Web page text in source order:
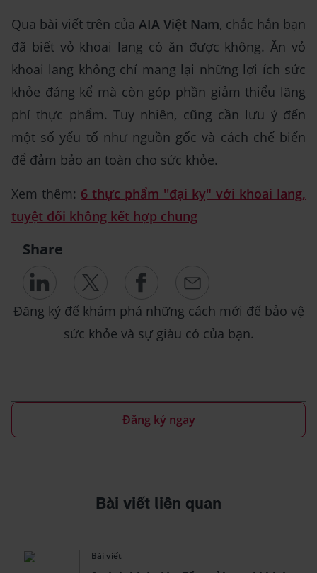
Qua bài viết trên của AIA Việt Nam, chắc hẳn bạn
đã biết vỏ khoai lang có ăn được không. Ăn vỏ
khoai lang không chỉ mang lại những lợi ích sức
khỏe đáng kể mà còn góp phần giảm thiểu lãng
phí thực phẩm. Tuy nhiên, cũng cần lưu ý đến
một số yếu tố như nguồn gốc và cách chế biến
để đảm bảo an toàn cho sức khỏe.
Xem thêm: 6 thực phẩm ''đại kỵ" với khoai lang,
tuyệt đối không kết hợp chung
Share
Đăng ký để khám phá những cách mới để bảo vệ
sức khỏe và sự giàu có của bạn.
Đăng ký ngay
Bài viết liên quan
Bài viết